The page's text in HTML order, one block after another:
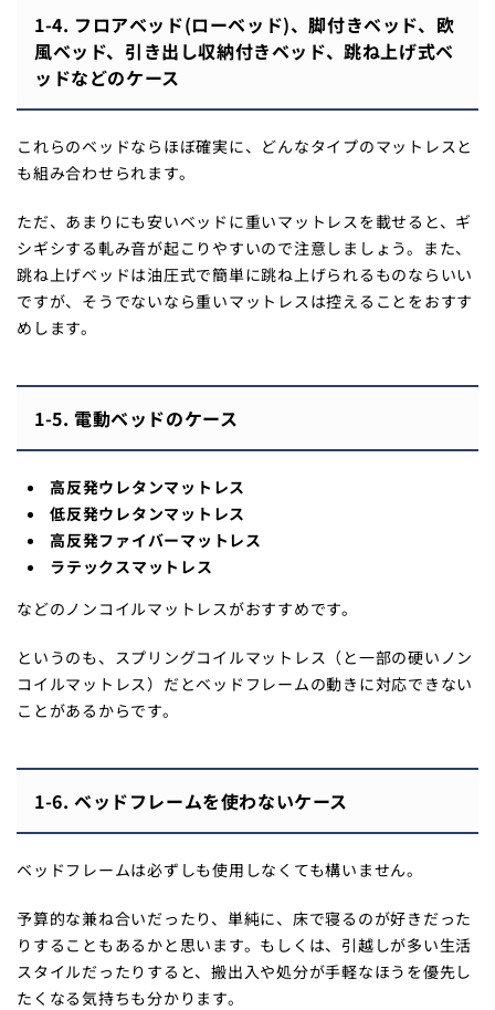
1-4. フロアベッド(ローベッド)、脚付きベッド、欧
風ベッド、引き出し収納付きベッド、跳ね上げ式ベ
ッドなどのケース
これらのベッドならほぼ確実に、どんなタイプのマットレスと
も組み合わせられます。
ただ、あまりにも安いベッドに重いマットレスを載せると、ギ
シギシする軋み音が起こりやすいので注意しましょう。また、
跳ね上げベッドは油圧式で簡単に跳ね上げられるものならいい
ですが、そうでないなら重いマットレスは控えることをおすす
めします。
1-5. 電動ベッドのケース
高反発ウレタンマットレス
低反発ウレタンマットレス
高反発ファイバーマットレス
ラテックスマットレス
などのノンコイルマットレスがおすすめです。
というのも、スプリングコイルマットレス（と一部の硬いノン
コイルマットレス）だとベッドフレームの動きに対応できない
ことがあるからです。
1-6. ベッドフレームを使わないケース
ベッドフレームは必ずしも使用しなくても構いません。
予算的な兼ね合いだったり、単純に、床で寝るのが好きだった
りすることもあるかと思います。もしくは、引越しが多い生活
スタイルだったりすると、搬出入や処分が手軽なほうを優先し
たくなる気持ちも分かります。